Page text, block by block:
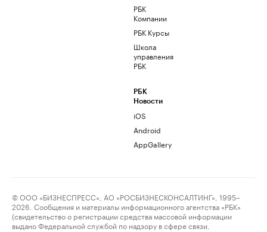
РБК
Компании
РБК Курсы
Школа
управления
РБК
РБК
Новости
iOS
Android
AppGallery
© ООО «БИЗНЕСПРЕСС», АО «РОСБИЗНЕСКОНСАЛТИНГ», 1995–
2026. Сообщения и материалы информационного агентства «РБК»
(свидетельство о регистрации средства массовой информации
выдано Федеральной службой по надзору в сфере связи,